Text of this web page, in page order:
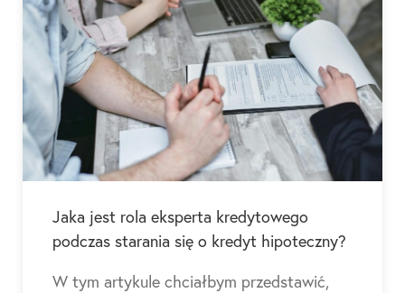
Jaka jest rola eksperta kredytowego
podczas starania się o kredyt hipoteczny?
W tym artykule chciałbym przedstawić,